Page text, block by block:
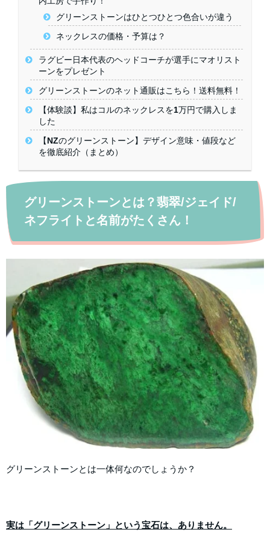
グリーンストーンはひとつひとつ色合いが違う
ネックレスの価格・予算は？
ラグビー日本代表のヘッドコーチが選手にマオリスト
ーンをプレゼント
グリーンストーンのネット通販はこちら！送料無料！
【体験談】私はコルのネックレスを1万円で購入しま
した
【NZのグリーンストーン】デザイン意味・値段など
を徹底紹介（まとめ）
グリーンストーンとは？翡翠/ジェイド/
ネフライトと名前がたくさん！
グリーンストーンとは一体何なのでしょうか？
実は「グリーンストーン」という宝石は、ありません。